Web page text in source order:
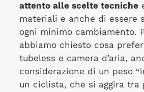
attento alle scelte tecniche
materiali e anche di essere
ogni minimo cambiamento.
abbiamo chiesto cosa
tubeless e camera d’aria,
considerazione di un peso
un ciclista, che si aggira tra